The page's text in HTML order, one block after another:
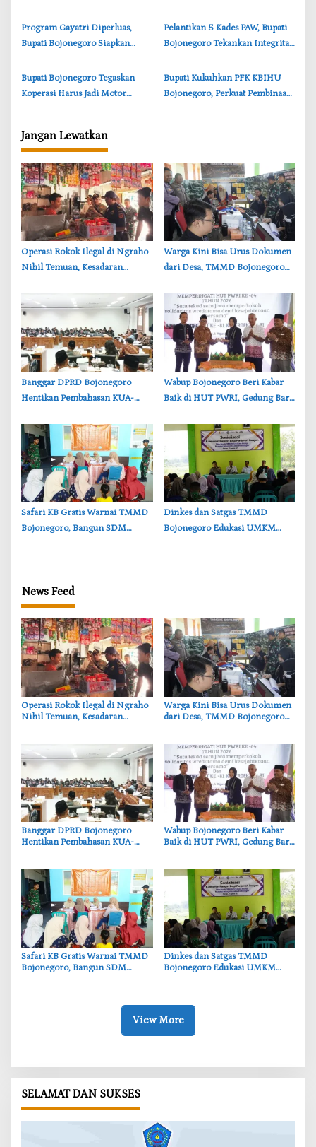
Bojonegoro
‎Program Gayatri Diperluas,
Bupati Bojonegoro Siapkan
Ayam Petelur
‎Pelantikan 5 Kades PAW, Bupati
Bojonegoro Tekankan Integritas
‎Bupati Bojonegoro Tegaskan
Koperasi Harus Jadi Motor
‎Bupati Kukuhkan PFK KBIHU
Bojonegoro, Perkuat Pembinaan
Jangan Lewatkan
‎Operasi Rokok Ilegal di Ngraho
Nihil Temuan, Kesadaran
‎Warga Kini Bisa Urus Dokumen
dari Desa, TMMD Bojonegoro
‎Banggar DPRD Bojonegoro
Hentikan Pembahasan KUA-
Tuai Penolakan
‎Wabup Bojonegoro Beri Kabar
Baik di HUT PWRI, Gedung Baru
‎Safari KB Gratis Warnai TMMD
Bojonegoro, Bangun SDM
‎Dinkes dan Satgas TMMD
Bojonegoro Edukasi UMKM
News Feed
‎Operasi Rokok Ilegal di Ngraho
Nihil Temuan, Kesadaran
‎Warga Kini Bisa Urus Dokumen
dari Desa, TMMD Bojonegoro
‎Banggar DPRD Bojonegoro
Hentikan Pembahasan KUA-
‎Wabup Bojonegoro Beri Kabar
Baik di HUT PWRI, Gedung Baru
‎Safari KB Gratis Warnai TMMD
Bojonegoro, Bangun SDM
‎Dinkes dan Satgas TMMD
Bojonegoro Edukasi UMKM
View More
SELAMAT DAN SUKSES